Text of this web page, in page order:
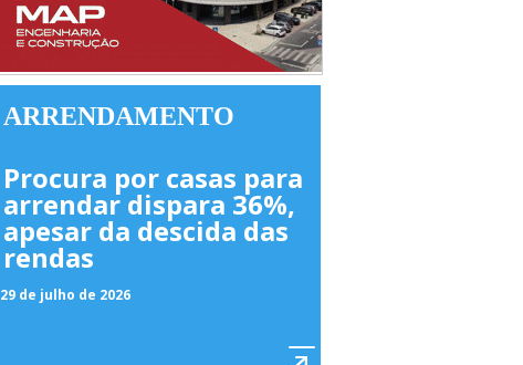
ARRENDAMENTO
Procura por casas para
arrendar dispara 36%,
apesar da descida das
rendas
29 de julho de 2026